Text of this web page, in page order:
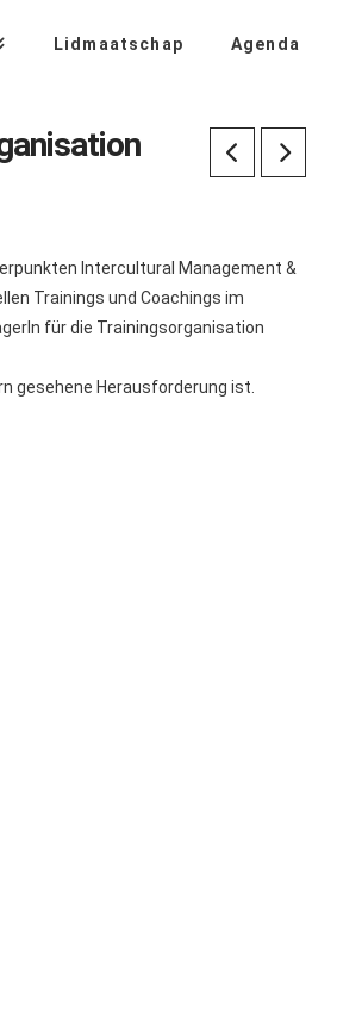
Lidmaatschap Agenda
Intercultural Management &
Trainings und Coachings im
für die Trainingsorganisation
gesehene Herausforderung ist.